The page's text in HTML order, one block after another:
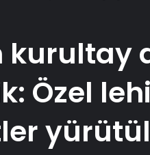
kurultay
Özel